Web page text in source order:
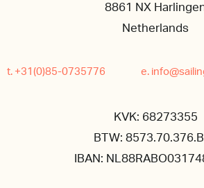
8861 NX
Netherlands
t. +31(0)85-0735776 e.
KVK: 68273355
BTW:
IBAN: